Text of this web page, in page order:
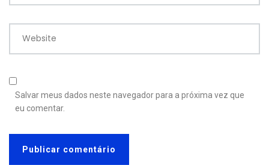
Website
Salvar meus dados neste navegador para a próxima vez que
eu comentar.